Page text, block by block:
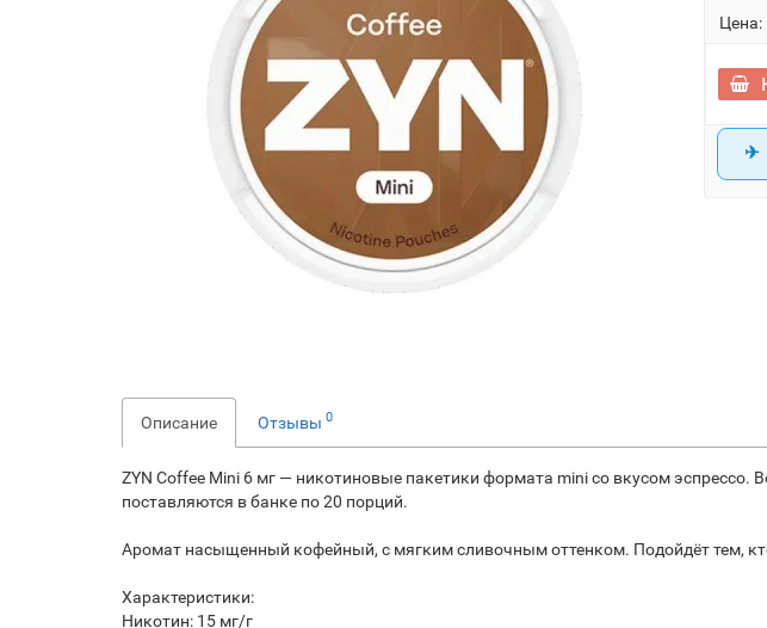
Цена:
Описание Отзывы 0
ZYN Coffee Mini 6 мг — никотиновые пакетики формата mini со вкусом
поставляются в банке по 20 порций.
Аромат насыщенный кофейный, с мягким сливочным оттенком. Подойдёт тем,
Характеристики:
Никотин: 15 мг/г